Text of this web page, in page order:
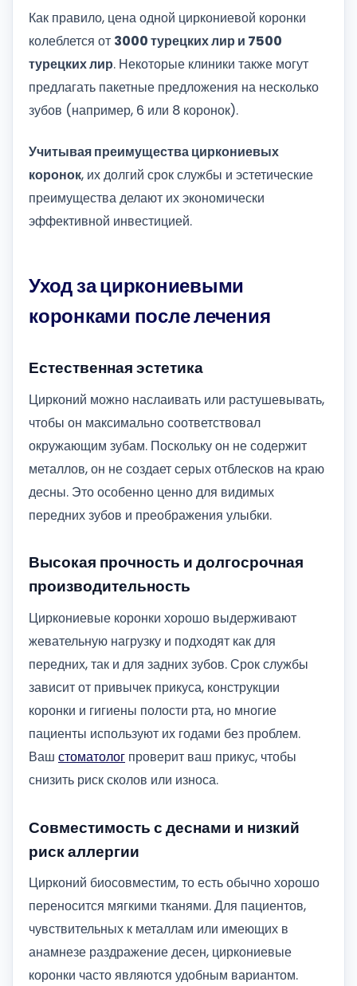
Как правило, цена одной циркониевой коронки
колеблется от 3000 турецких лир и 7500
турецких лир. Некоторые клиники также могут
предлагать пакетные предложения на несколько
зубов (например, 6 или 8 коронок).
Учитывая преимущества циркониевых
коронок, их долгий срок службы и эстетические
преимущества делают их экономически
эффективной инвестицией.
Уход за циркониевыми
коронками после лечения
Естественная эстетика
Цирконий можно наслаивать или растушевывать,
чтобы он максимально соответствовал
окружающим зубам. Поскольку он не содержит
металлов, он не создает серых отблесков на краю
десны. Это особенно ценно для видимых
передних зубов и преображения улыбки.
Высокая прочность и долгосрочная
производительность
Циркониевые коронки хорошо выдерживают
жевательную нагрузку и подходят как для
передних, так и для задних зубов. Срок службы
зависит от привычек прикуса, конструкции
коронки и гигиены полости рта, но многие
пациенты используют их годами без проблем.
Ваш стоматолог проверит ваш прикус, чтобы
снизить риск сколов или износа.
Совместимость с деснами и низкий
риск аллергии
Цирконий биосовместим, то есть обычно хорошо
переносится мягкими тканями. Для пациентов,
чувствительных к металлам или имеющих в
анамнезе раздражение десен, циркониевые
коронки часто являются удобным вариантом.